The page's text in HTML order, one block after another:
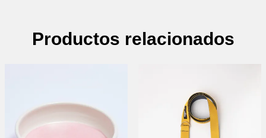
Productos relacionados